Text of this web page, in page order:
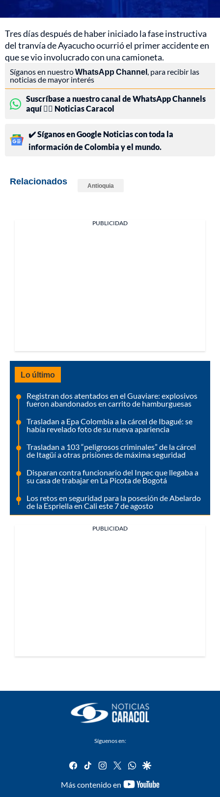
Tres días después de haber iniciado la fase instructiva
del tranvía de Ayacucho ocurrió el primer accidente en
que se vio involucrado con una camioneta.
Síganos en nuestroWhatsApp Channel , para recibir las
noticias de mayor interés
Suscríbase a nuestro canal de WhatsApp Channels
aquí 👉🏻 Noticias Caracol
✔️ Síganos en Google Noticias con toda la
información de Colombia y el mundo.
Relacionados Antioquia
PUBLICIDAD
Lo último
Registran dos atentados en el Guaviare: explosivos
fueron abandonados en carrito de hamburguesas
Trasladan a Epa Colombia a la cárcel de Ibagué: se
había revelado foto de su nueva apariencia
Trasladan a 103 “peligrosos criminales” de la cárcel
de Itagüí a otras prisiones de máxima seguridad
Disparan contra funcionario del Inpec que llegaba a
su casa de trabajar en La Picota de Bogotá
Los retos en seguridad para la posesión de Abelardo
de la Espriella en Cali este 7 de agosto
PUBLICIDAD
Síguenos en:
facebook
tiktok instagram
twitterwhatsapp
google
Más contenido en
youtube-